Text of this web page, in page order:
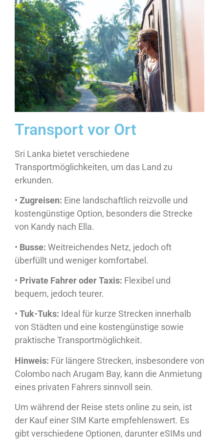
Transport vor Ort
Sri Lanka bietet verschiedene
Transportmöglichkeiten, um das Land zu
erkunden.
• Zugreisen: Eine landschaftlich reizvolle und
kostengünstige Option, besonders die Strecke
von Kandy nach Ella.
• Busse: Weitreichendes Netz, jedoch oft
überfüllt und weniger komfortabel.
• Private Fahrer oder Taxis: Flexibel und
bequem, jedoch teurer.
• Tuk-Tuks: Ideal für kurze Strecken innerhalb
von Städten und eine kostengünstige sowie
praktische Transportmöglichkeit.
Hinweis: Für längere Strecken, insbesondere von
Colombo nach Arugam Bay, kann die Anmietung
eines privaten Fahrers sinnvoll sein.
Um während der Reise stets online zu sein, ist
der Kauf einer SIM Karte empfehlenswert. Es
gibt verschiedene Optionen, darunter eSIMs und